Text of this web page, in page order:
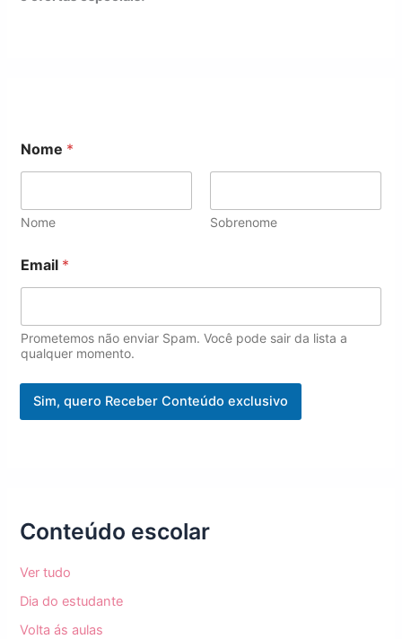
Nome *
Nome Sobrenome
m
a
N
o
e
m
Email *
Prometemos não enviar Spam. Você pode sair da lista a
qualquer momento.
Sim, quero Receber Conteúdo exclusivo
Conteúdo escolar
Ver tudo
Dia do estudante
Volta ás aulas